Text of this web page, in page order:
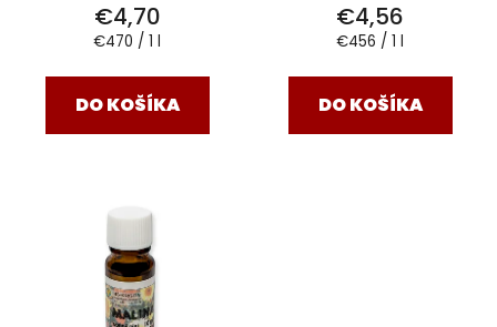
€4,70
Jednotková
€470 / 1 l
DO KOŠÍKA
€4,56
Jednotková
€456 / 1 l
DO KOŠÍKA